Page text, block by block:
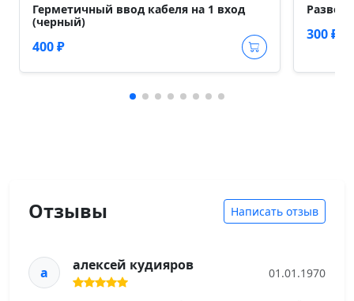
Герметичный ввод кабеля на 1 вход
(черный)
400 ₽
300 ₽
Отзывы Написать отзыв
а алексей кудияров 01.01.1970